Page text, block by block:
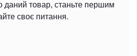
даний товар, станьте першим
своє питання.